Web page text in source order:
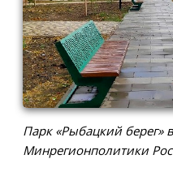
Парк «Рыбацкий берег»
Минрегионполитики